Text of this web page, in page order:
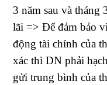
3 năm sau và tháng
lãi => Để đảm bảo
động tài chính của
xác thì DN phải
gửi trung bình của